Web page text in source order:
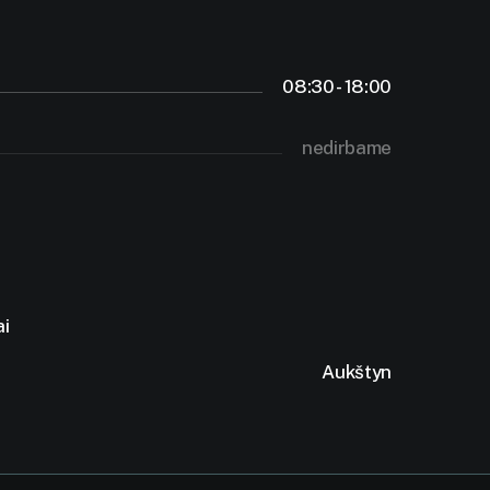
08:30 - 18:00
nedirbame
Aukštyn